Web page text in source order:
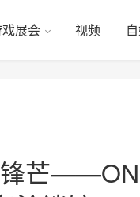
展会 视频
芒